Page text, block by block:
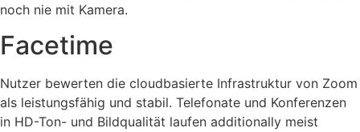
noch nie mit Kamera.
Facetime
Nutzer bewerten die cloudbasierte Infrastruktur von Zoom
als leistungsfähig und stabil. Telefonate und Konferenzen
in HD-Ton- und Bildqualität laufen additionally meist